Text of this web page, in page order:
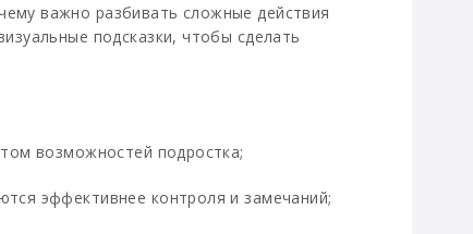
важно разбивать сложные действия
подсказки, чтобы сделать
возможностей подростка;
эффективнее контроля и замечаний;